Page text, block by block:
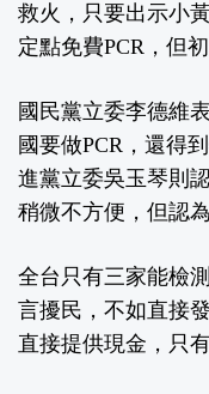
救火，只要出示小
定點免費PCR，但
國民黨立委李德維
國要做PCR，還得
進黨立委吳玉琴則
稍微不方便，但認
全台只有三家能檢
言擾民，不如直接
直接提供現金，只